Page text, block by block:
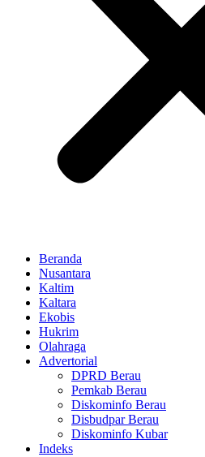
Beranda
Nusantara
Kaltim
Kaltara
Ekobis
Hukrim
Olahraga
Advertorial
DPRD Berau
Pemkab Berau
Diskominfo Berau
Disbudpar Berau
Diskominfo Kubar
Indeks